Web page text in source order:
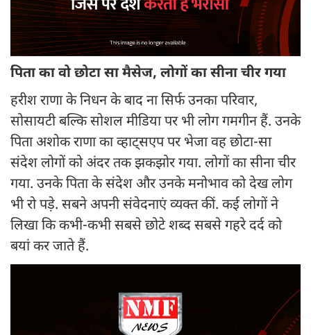
पिता का वो छोटा सा मैसेज, लोगों का सीना चीर गया
हरीश राणा के निधन के बाद ना सिर्फ उनका परिवार,
सोसायटी बल्कि सोशल मीडिया पर भी लोग गमगीन हैं. उनके
पिता अशोक राणा का व्हाट्सएप पर भेजा वह छोटा-सा
संदेश लोगों को अंदर तक झकझोर गया. लोगों का सीना चीर
गया. उनके पिता के संदेश और उनके मनोभाव को देख लोग
भी रो पड़े. सबने अपनी संवेदनाएं व्यक्त कीं. कई लोगों ने
लिखा कि कभी-कभी सबसे छोटे शब्द सबसे गहरे दर्द को
बयां कर जाते हैं.